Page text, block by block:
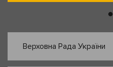
Верховна Рада України